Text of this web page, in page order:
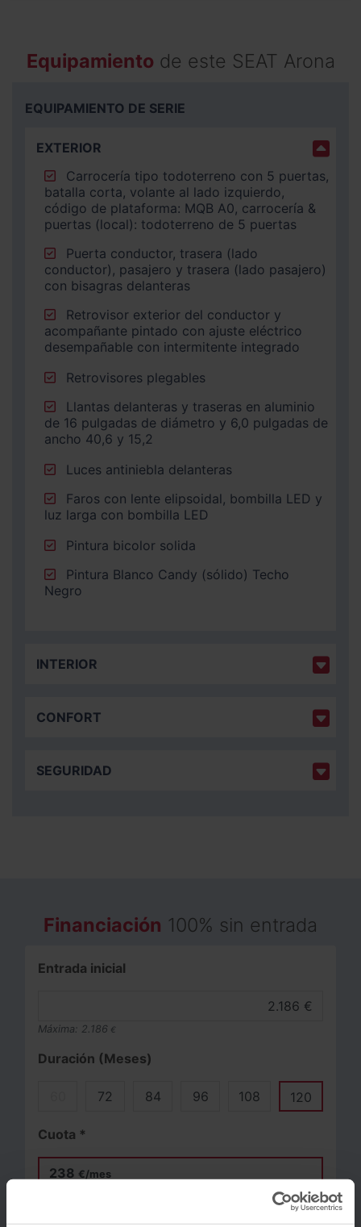
Equipamiento de este SEAT Arona
EQUIPAMIENTO DE SERIE
EXTERIOR
batalla corta, volante al lado izquierdo,
código de plataforma: MQB A0, carrocería &
puertas (local): todoterreno de 5 puertas
conductor), pasajero y trasera (lado pasajero)
con bisagras delanteras
acompañante pintado con ajuste eléctrico
desempañable con intermitente integrado
Retrovisores plegables
de 16 pulgadas de diámetro y 6,0 pulgadas de
ancho 40,6 y 15,2
Luces antiniebla delanteras
luz larga con bombilla LED
Pintura bicolor solida
Negro
INTERIOR
CONFORT
SEGURIDAD
Financiación 100% sin entrada
Entrada inicial
Máxima: 2.186 €
Duración (Meses)
72 84 96 108 120
Cuota *
238 €/mes
Vehículo de sustitución